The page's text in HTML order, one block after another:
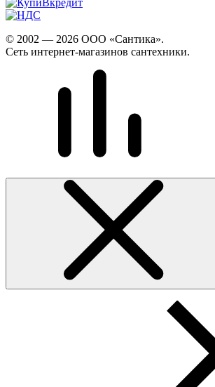
© 2002 — 2026 ООО «Сантика».
Сеть интернет-магазинов сантехники.